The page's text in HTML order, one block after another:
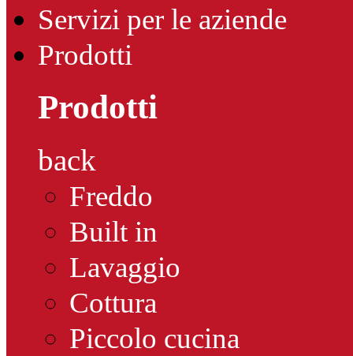
Servizi per le aziende
Prodotti
Prodotti
back
Freddo
Built in
Lavaggio
Cottura
Piccolo cucina